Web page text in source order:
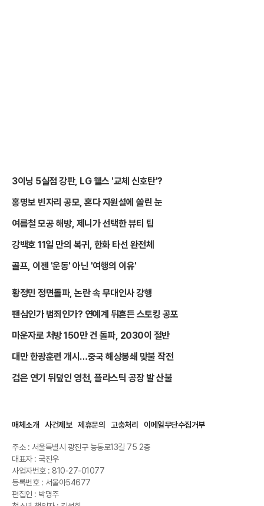
3이닝 5실점 강판, LG 웰스 '교체 신호탄'?
홍명보 빈자리 공모, 혼다 지원설에 쏠린 눈
여름철 모공 해방, 제니가 선택한 뷰티 팁
강백호 11일 만의 복귀, 한화 타선 완전체
골프, 이젠 '운동' 아닌 '여행의 이유'
황정민 정면돌파, 논란 속 무대인사 강행
팬심인가 범죄인가? 연예계 뒤흔든 스토킹 공포
마운자로 처방 150만 건 돌파, 2030이 절반
대만 한광훈련 개시…중국 해상봉쇄 맞불 작전
검은 연기 뒤덮인 영천, 플라스틱 공장 발 산불
매체소개 사건제보 제휴문의 고충처리 이메일무단수집거부
주소 : 서울특별시 광진구 능동로13길 75 2층
대표자 : 국진우
사업자번호 : 810-27-01077
등록번호 : 서울아54677
편집인 : 박명주